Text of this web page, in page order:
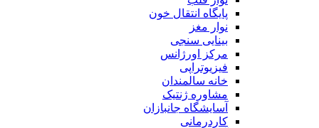
پایگاه انتقال خون
نوار مغز
بینایی سنجی
مرکز اورژانس
فیزیوتراپی
خانه سالمندان
مشاوره ژنتیک
آسایشگاه جانبازان
کاردرمانی